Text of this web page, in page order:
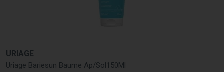
URIAGE
Uriage Bariesun Baume Ap/Sol150Ml